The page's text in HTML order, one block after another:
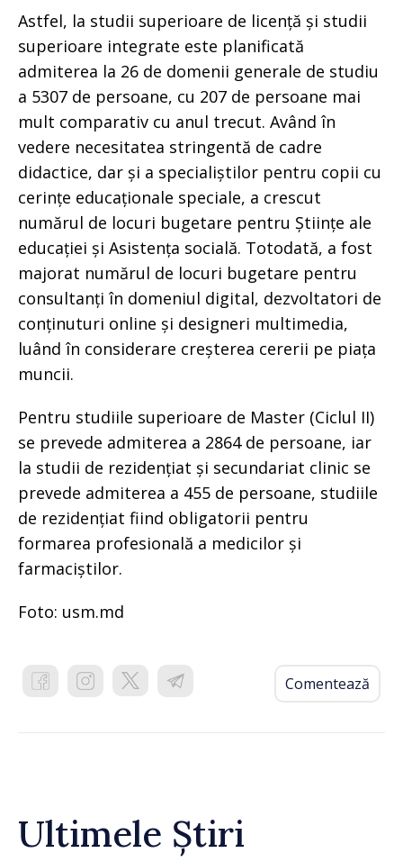
Astfel, la studii superioare de licență și studii
superioare integrate este planificată
admiterea la 26 de domenii generale de studiu
a 5307 de persoane, cu 207 de persoane mai
mult comparativ cu anul trecut. Având în
vedere necesitatea stringentă de cadre
didactice, dar și a specialiștilor pentru copii cu
cerințe educaționale speciale, a crescut
numărul de locuri bugetare pentru Științe ale
educației și Asistența socială. Totodată, a fost
majorat numărul de locuri bugetare pentru
consultanți în domeniul digital, dezvoltatori de
conținuturi online și designeri multimedia,
luând în considerare creșterea cererii pe piața
muncii.
Pentru studiile superioare de Master (Ciclul II)
se prevede admiterea a 2864 de persoane, iar
la studii de rezidențiat și secundariat clinic se
prevede admiterea a 455 de persoane, studiile
de rezidențiat fiind obligatorii pentru
formarea profesională a medicilor și
farmaciștilor.
Foto: usm.md
Comentează
Ultimele Știri